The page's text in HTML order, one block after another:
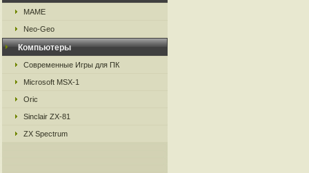
MAME
Neo-Geo
Компьютеры
Современные Игры для ПК
Microsoft MSX-1
Oric
Sinclair ZX-81
ZX Spectrum